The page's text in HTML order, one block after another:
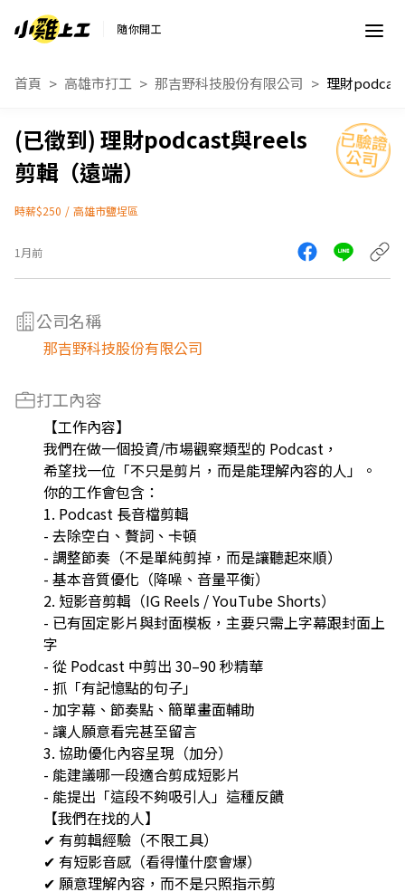
隨你開工
首頁 高雄市打工 那吉野科技股份有限公司
理財podcast與reels
剪輯（遠端）
時薪$250 / 高雄市鹽埕區
1月前
公司名稱
那吉野科技股份有限公司
打工內容
【工作內容】
我們在做一個投資/市場觀察類型的 Podcast，
希望找一位「不只是剪片，而是能理解內容的人」。
你的工作會包含：
1. Podcast 長音檔剪輯
- 去除空白、贅詞、卡頓
- 調整節奏（不是單純剪掉，而是讓聽起來順）
- 基本音質優化（降噪、音量平衡）
2. 短影音剪輯（IG Reels / YouTube Shorts）
- 已有固定影片與封面模板，主要只需上字幕跟封面上
字
- 從 Podcast 中剪出 30–90 秒精華
- 抓「有記憶點的句子」
- 加字幕、節奏點、簡單畫面輔助
- 讓人願意看完甚至留言
3. 協助優化內容呈現（加分）
- 能建議哪一段適合剪成短影片
- 能提出「這段不夠吸引人」這種反饋
【我們在找的人】
✔ 有剪輯經驗（不限工具）
✔ 有短影音感（看得懂什麼會爆）
✔ 願意理解內容，而不是只照指示剪